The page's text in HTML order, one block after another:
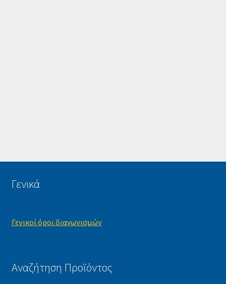
Γενικά
Γενικοί όροι διαγωνισμών
Αναζήτηση Προϊόντος